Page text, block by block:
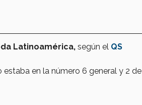
Latinoamérica, según el QS
estaba en la número 6 general y 2 de